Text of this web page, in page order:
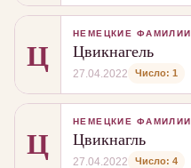
Ц НЕМЕЦКИЕ ФАМИЛИИ
Цвикнагель
27.04.2022 Число: 1
Ц НЕМЕЦКИЕ ФАМИЛИИ
Цвикнагль
27.04.2022 Число: 4